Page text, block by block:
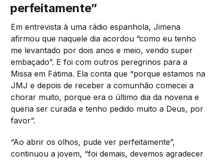
perfeitamente”
Em entrevista à uma rádio espanhola, Jimena
afirmou que naquele dia acordou “como eu tenho
me levantado por dois anos e meio, vendo super
embaçado”. E foi com outros peregrinos para a
Missa em Fátima. Ela conta que “porque estamos na
JMJ e depois de receber a comunhão comecei a
chorar muito, porque era o último dia da novena e
queria ser curada e tenho pedido muito a Deus, por
favor”.
“Ao abrir os olhos, pude ver perfeitamente”,
continuou a jovem, “foi demais, devemos agradecer